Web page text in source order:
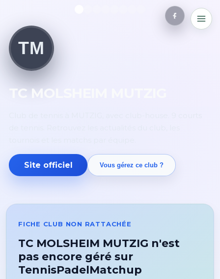
TM
TC MOLSHEIM MUTZIG
Site officiel Vous gérez ce club ?
FICHE CLUB NON RATTACHÉE
TC MOLSHEIM MUTZIG n'est
pas encore géré sur
TennisPadelMatchup